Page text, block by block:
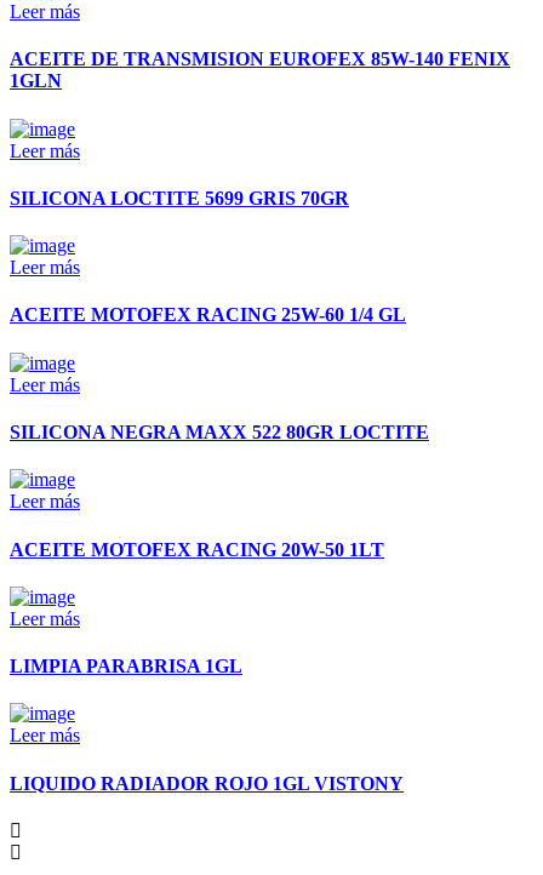
Leer más
ACEITE DE TRANSMISION EUROFEX 85W-140 FENIX
1GLN
Leer más
SILICONA LOCTITE 5699 GRIS 70GR
Leer más
ACEITE MOTOFEX RACING 25W-60 1/4 GL
Leer más
SILICONA NEGRA MAXX 522 80GR LOCTITE
Leer más
ACEITE MOTOFEX RACING 20W-50 1LT
Leer más
LIMPIA PARABRISA 1GL
Leer más
LIQUIDO RADIADOR ROJO 1GL VISTONY